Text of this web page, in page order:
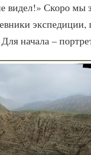
видел!» Скоро мы
экспедиции,
начала –